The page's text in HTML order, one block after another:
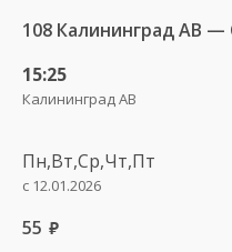
108 Калининград АВ —
15:25
Калининград АВ
Пн,Вт,Ср,Чт,Пт
с 12.01.2026
55 руб.